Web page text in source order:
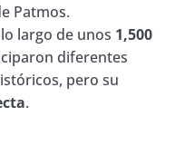
17
Patmos.
largo de unos 1,500
diferentes
pero su
.